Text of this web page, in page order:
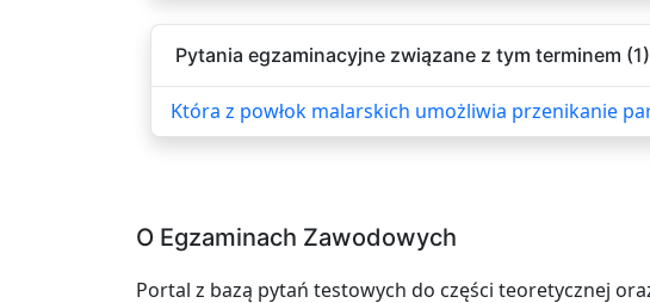
Pytania egzaminacyjne związane z tym terminem (1)
Która z powłok malarskich umożliwia przenikanie
O Egzaminach Zawodowych
Portal z bazą pytań testowych do części teoretycznej